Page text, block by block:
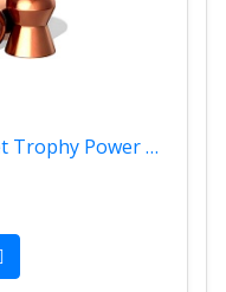
Βλήματα H&N Field & Target Trophy Power 4,5mm Τεμ.300 00013